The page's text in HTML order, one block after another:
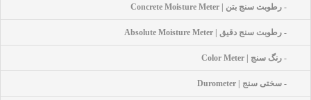
- رطوبت سنج بتن | Concrete Moisture Meter
- رطوبت سنج دقیق | Absolute Moisture Meter
- رنگ سنج | Color Meter
- سختی سنج | Durometer